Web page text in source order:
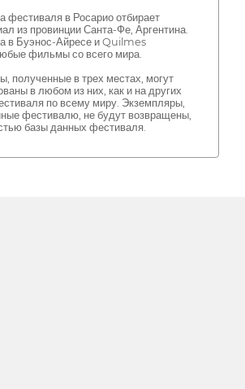
фестиваля в Росарио отбирает
из провинции Санта-Фе, Аргентина.
в Буэнос-Айресе и Quilmes
фильмы со всего мира.
полученные в трех местах, могут
в любом из них, как и на других
по всему миру. Экземпляры,
фестивалю, не будут возвращены,
базы данных фестиваля.